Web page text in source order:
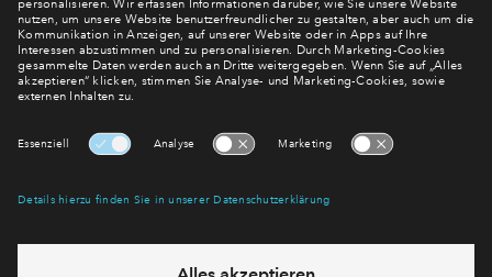
mehr! Wir halten Sie auf dem Laufenden – mit unserem
regelmäßig erscheinenden Newsletter informieren wir Sie
über den Stand dieses und weiterer Neubauprojekte.
Abonnieren